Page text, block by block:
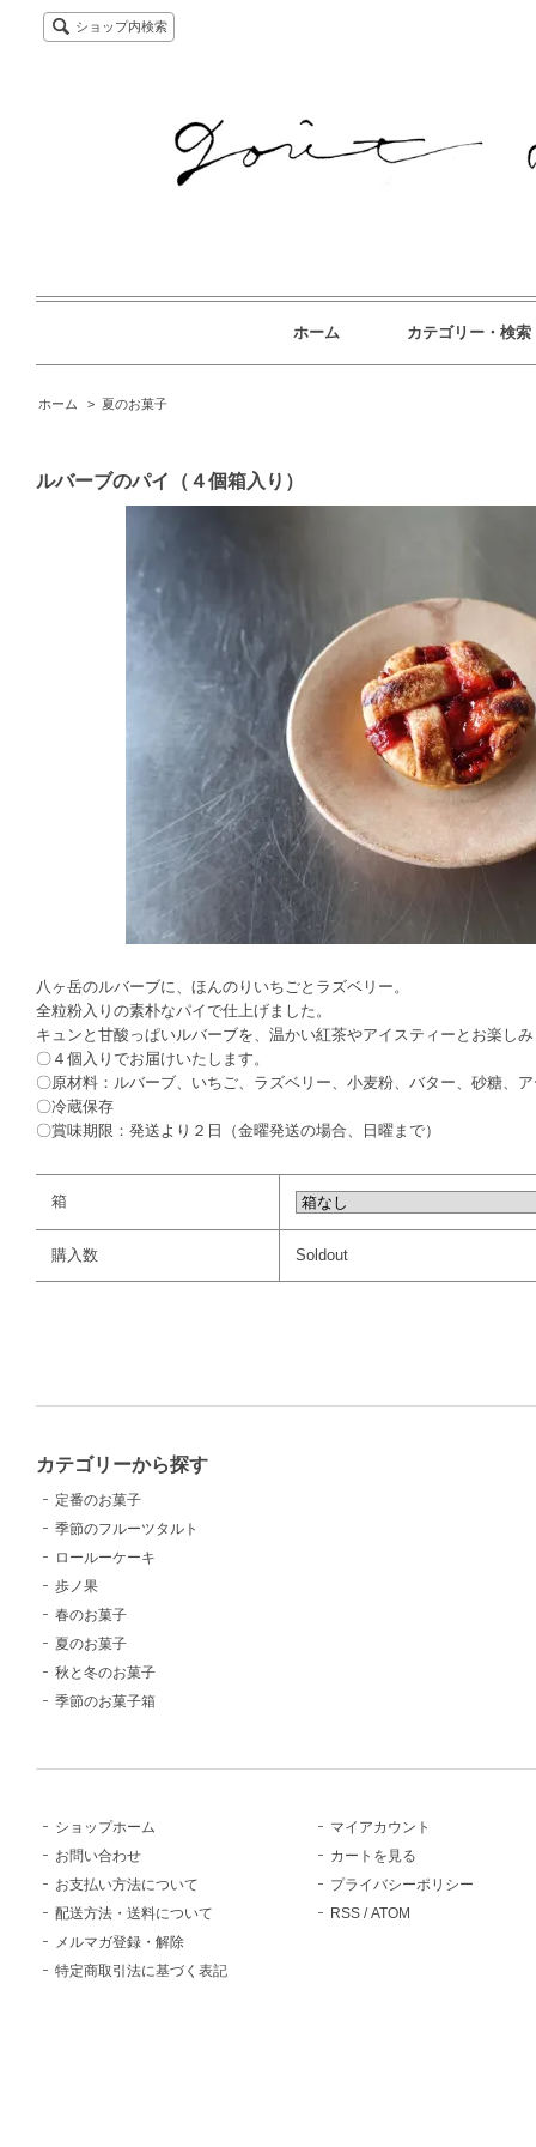
ショップ内検索
ホーム カテゴリー・検索
ホーム > 夏のお菓子
ルバーブのパイ（４個箱入り）
八ヶ岳のルバーブに、ほんのりいちごとラズベリー。
全粒粉入りの素朴なパイで仕上げました。
キュンと甘酸っぱいルバーブを、温かい紅茶やアイスティーとお楽し
〇４個入りでお届けいたします。
〇原材料：ルバーブ、いちご、ラズベリー、小麦粉、バター、砂糖、
〇冷蔵保存
〇賞味期限：発送より２日（金曜発送の場合、日曜まで）
箱
購入数 Soldout
カテゴリーから探す
定番のお菓子
季節のフルーツタルト
ロールーケーキ
歩ノ果
春のお菓子
夏のお菓子
秋と冬のお菓子
季節のお菓子箱
ショップホーム
お問い合わせ
お支払い方法について
配送方法・送料について
メルマガ登録・解除
特定商取引法に基づく表記
マイアカウント
カートを見る
プライバシーポリシー
RSS /ATOM